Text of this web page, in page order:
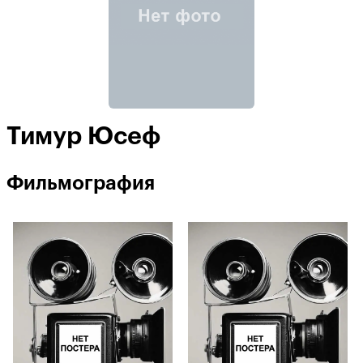
Тимур Юсеф
Фильмография